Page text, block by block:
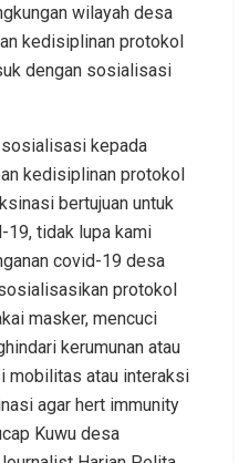
wilayah desa
kedisiplinan protokol
dengan sosialisasi
kepada
kedisiplinan protokol
bertujuan untuk
19, tidak lupa kami
covid-19 desa
protokol
masker, mencuci
kerumunan atau
mobilitas atau interaksi
agar hert immunity
Kuwu desa